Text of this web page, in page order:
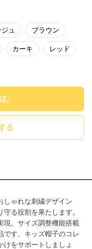
ュ ブラウン
カーキ レッド
む
る
しゃれな刺繍デザイン
る役割を果たします。
現。サイズ調整機能搭載
です。キッズ帽子のコレ
けをサポートしましょ